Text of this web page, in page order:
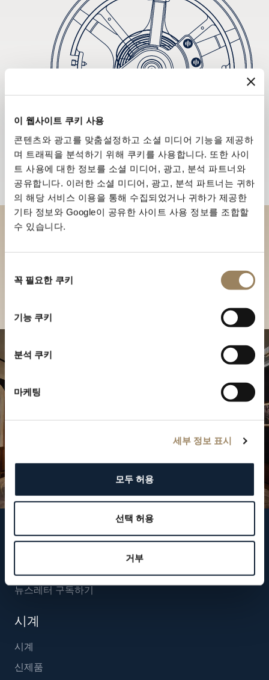
이 웹사이트 쿠키 사용
콘텐츠와 광고를 맞춤설정하고 소셜 미디어 기능을 제공하
며 트래픽을 분석하기 위해 쿠키를 사용합니다. 또한 사이
트 사용에 대한 정보를 소셜 미디어, 광고, 분석 파트너와
공유합니다. 이러한 소셜 미디어, 광고, 분석 파트너는 귀하
의 해당 서비스 이용을 통해 수집되었거나 귀하가 제공한
기타 정보와 Google이 공유한 사이트 사용 정보를 조합할
수 있습니다.
꼭 필요한 쿠키
기능 쿠키
분석 쿠키
마케팅
세부 정보 표시
모두 허용
선택 허용
거부
브레게 팔로우하기
뉴스레터 구독하기
시계
시계
신제품